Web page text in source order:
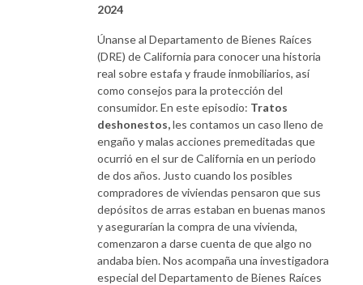
2024
Únanse al Departamento de Bienes Raíces
(DRE) de California para conocer una historia
real sobre estafa y fraude inmobiliarios, así
como consejos para la protección del
consumidor. En este episodio: Tratos
deshonestos,les contamos un caso lleno de
engaño y malas acciones premeditadas que
ocurrió en el sur de California en un periodo
de dos años. Justo cuando los posibles
compradores de viviendas pensaron que sus
depósitos de arras estaban en buenas manos
y asegurarían la compra de una vivienda,
comenzaron a darse cuenta de que algo no
andaba bien. Nos acompaña una investigadora
especial del Departamento de Bienes Raíces